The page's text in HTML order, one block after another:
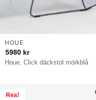
Houe, Click däckstol mörkblå
HOUE
5980 kr
Rea!